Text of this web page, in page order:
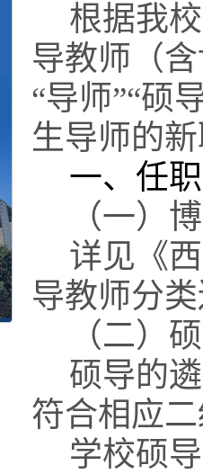
根据我
导教师（
“导师”“硕
生导师的
一、任
（一）
详见《
导教师分
（二）
硕导的
符合相应
学校硕